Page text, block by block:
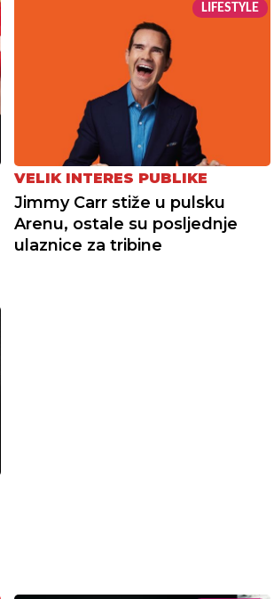
LIFESTYLE
VELIK INTERES PUBLIKE
Jimmy Carr stiže u pulsku
Arenu, ostale su posljednje
ulaznice za tribine